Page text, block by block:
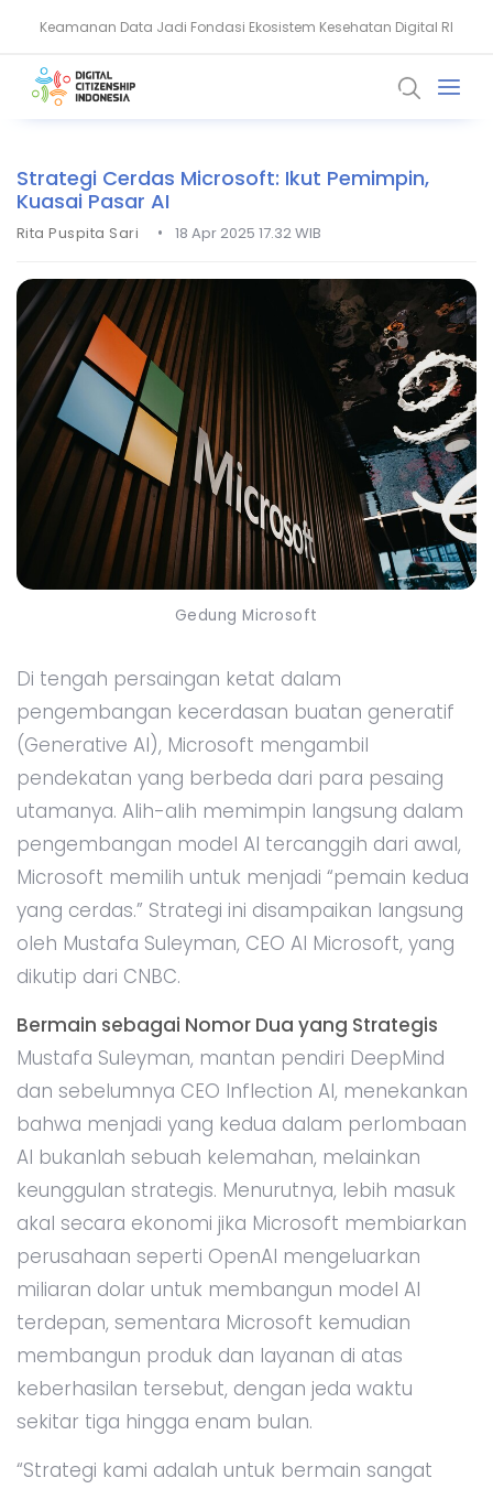
Keamanan Data Jadi Fondasi Ekosistem Kesehatan Digital RI
Akun WhatsApp Diblokir? Ini Penyebab dan Cara Mengatasinya
Strategi Cerdas Microsoft: Ikut Pemimpin,
Kuasai Pasar AI
Rita Puspita Sari • 18 Apr 2025 17.32 WIB
Gedung Microsoft
Di tengah persaingan ketat dalam
pengembangan kecerdasan buatan generatif
(Generative AI), Microsoft mengambil
pendekatan yang berbeda dari para pesaing
utamanya. Alih-alih memimpin langsung dalam
pengembangan model AI tercanggih dari awal,
Microsoft memilih untuk menjadi “pemain kedua
yang cerdas.” Strategi ini disampaikan langsung
oleh Mustafa Suleyman, CEO AI Microsoft, yang
dikutip dari CNBC.
Bermain sebagai Nomor Dua yang Strategis
Mustafa Suleyman, mantan pendiri DeepMind
dan sebelumnya CEO Inflection AI, menekankan
bahwa menjadi yang kedua dalam perlombaan
AI bukanlah sebuah kelemahan, melainkan
keunggulan strategis. Menurutnya, lebih masuk
akal secara ekonomi jika Microsoft membiarkan
perusahaan seperti OpenAI mengeluarkan
miliaran dolar untuk membangun model AI
terdepan, sementara Microsoft kemudian
membangun produk dan layanan di atas
keberhasilan tersebut, dengan jeda waktu
sekitar tiga hingga enam bulan.
“Strategi kami adalah untuk bermain sangat